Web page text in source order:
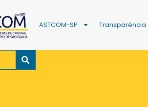
ASTCOM-SP Transparência